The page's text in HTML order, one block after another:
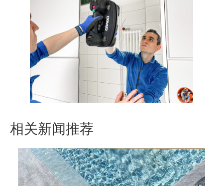
相关新闻推荐